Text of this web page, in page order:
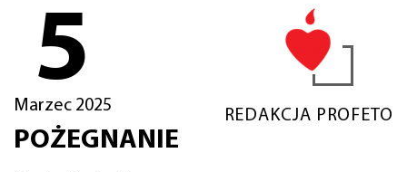
5
Marzec 2025
REDAKCJA PROFETO
POŻEGNANIE